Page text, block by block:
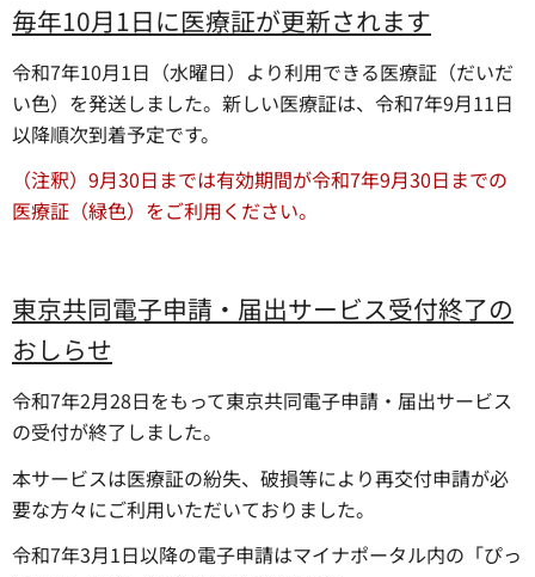
毎年10月1日に医療証が更新されます
令和7年10月1日（水曜日）より利用できる医療証（だいだ
い色）を発送しました。新しい医療証は、令和7年9月11日
以降順次到着予定です。
（注釈）9月30日までは有効期間が令和7年9月30日までの
医療証（緑色）をご利用ください。
東京共同電子申請・届出サービス受付終了の
おしらせ
令和7年2月28日をもって東京共同電子申請・届出サービス
の受付が終了しました。
本サービスは医療証の紛失、破損等により再交付申請が必
要な方々にご利用いただいておりました。
令和7年3月1日以降の電子申請はマイナポータル内の「ぴっ